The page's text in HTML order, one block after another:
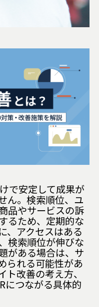
で安定して成果が
ん。検索順位、ユ
品やサービスの訴
るため、定期的な
、アクセスはある
検索順位が伸びな
がある場合は、サ
られる可能性があ
ト改善の考え方、
につながる具体的